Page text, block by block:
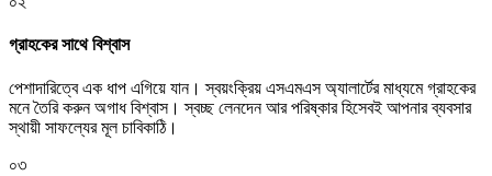
গ্রাহকের সাথে বিশ্বাস
পেশাদারিত্বে এক ধাপ এগিয়ে যান। স্বয়ংক্রিয় এসএমএস অ্যালার্টের মাধ্যমে গ্রাহকের
মনে তৈরি করুন অগাধ বিশ্বাস। স্বচ্ছ লেনদেন আর পরিষ্কার হিসেবই আপনার ব্যবসার
স্থায়ী সাফল্যের মূল চাবিকাঠি।
০৩